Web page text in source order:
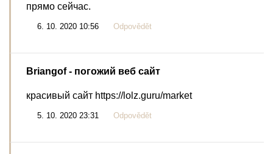
прямо сейчас.
6. 10. 2020 10:56 Odpovědět
Briangof- погожий веб сайт
красивый сайт https://lolz.guru/market
5. 10. 2020 23:31 Odpovědět